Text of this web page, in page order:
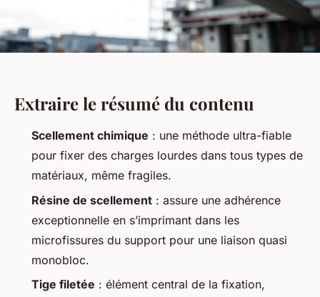
Extraire le résumé du contenu
Scellement chimique : une méthode ultra-fiable
pour fixer des charges lourdes dans tous types de
matériaux, même fragiles.
Résine de scellement : assure une adhérence
exceptionnelle en s’imprimant dans les
microfissures du support pour une liaison quasi
monobloc.
Tige filetée : élément central de la fixation,